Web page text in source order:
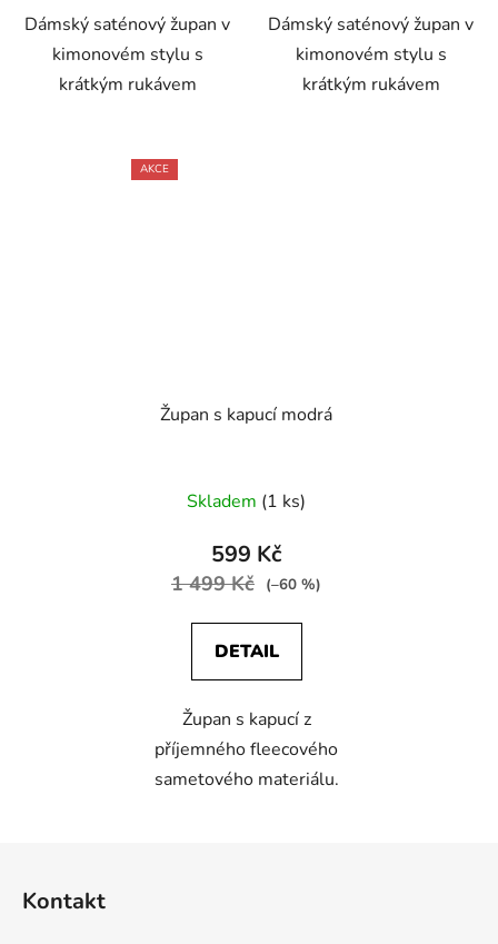
Dámský saténový župan v
kimonovém stylu s
krátkým rukávem
Dámský saténový župan v
kimonovém stylu s
krátkým rukávem
AKCE
Župan s kapucí modrá
Skladem (1 ks)
599 Kč
1 499 Kč (–60 %)
DETAIL
Župan s kapucí z
příjemného fleecového
sametového materiálu.
Kontakt